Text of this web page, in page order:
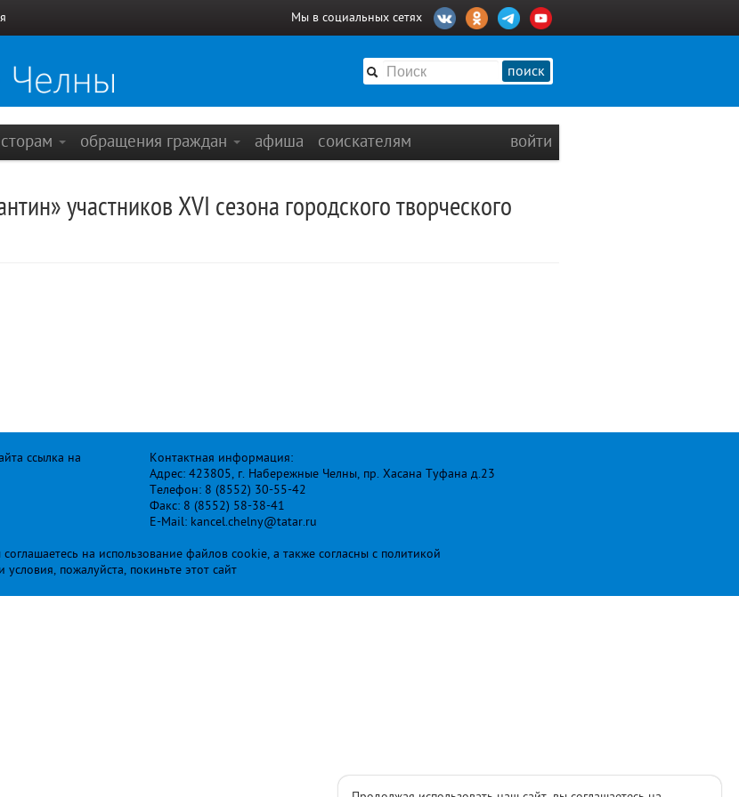
Мы в социальных сетях
поиск
обращения граждан афиша соискателям войти
участников XVI сезона городского творческого
ссылка на
Контактная информация:
Адрес: 423805, г. Набережные Челны, пр. Хасана Туфана д.23
Телефон: 8 (8552) 30-55-42
Факс: 8 (8552) 58-38-41
E-Mail: kancel.chelny@tatar.ru
на использование файлов cookie, а также согласны с политикой
пожалуйста, покиньте этот сайт